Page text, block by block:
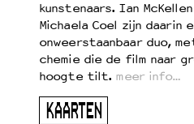
kunstenaars. Ian
Michaela Coel zijn daarin
onweerstaanbaar duo,
chemie die de film naar
hoogte tilt. meer info…
KAARTEN